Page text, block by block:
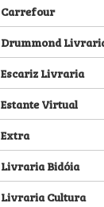
Carrefour
Drummond
Escariz Livraria
Estante Virtual
Extra
Livraria Bidóia
Livraria Cultura